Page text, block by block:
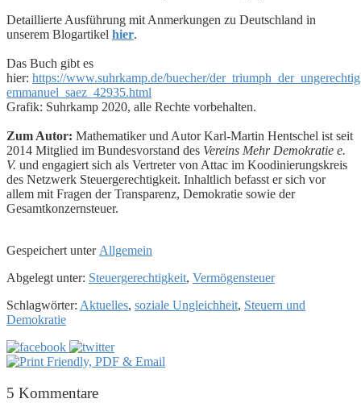
Detaillierte Ausführung mit Anmerkungen zu Deutschland in
unserem Blogartikel hier.
Das Buch gibt es
hier: https://www.suhrkamp.de/buecher/
emmanuel_saez_42935.html
Grafik: Suhrkamp 2020, alle Rechte vorbehalten.
Zum Autor: Mathematiker und Autor Karl-Martin Hentschel ist seit
2014 Mitglied im Bundesvorstand des Vereins Mehr Demokratie e.
V. und engagiert sich als Vertreter von Attac im Koodinierungskreis
des Netzwerk Steuergerechtigkeit. Inhaltlich befasst er sich vor
allem mit Fragen der Transparenz, Demokratie sowie der
Gesamtkonzernsteuer.
Gespeichert unter Allgemein
Abgelegt unter: Steuergerechtigkeit, Vermögensteuer
Schlagwörter: Aktuelles, soziale Ungleichheit, Steuern und
Demokratie
5 Kommentare